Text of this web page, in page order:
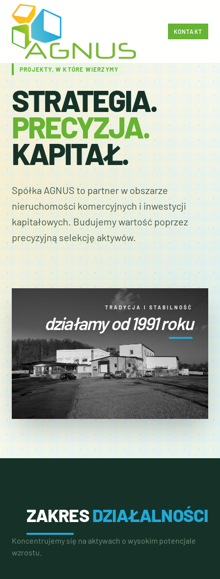
KONTAKT
PROJEKTY, W KTÓRE WIERZYMY
STRATEGIA.
PRECYZJA.
KAPITAŁ.
Spółka AGNUS to partner w obszarze
nieruchomości komercyjnych i inwestycji
kapitałowych. Budujemy wartość poprzez
precyzyjną selekcję aktywów.
TRADYCJA I STABILNOŚĆ
działamy od 1991 roku
ZAKRESDZIAŁALNOŚCI
Koncentrujemy się na aktywach o wysokim potencjale
wzrostu.